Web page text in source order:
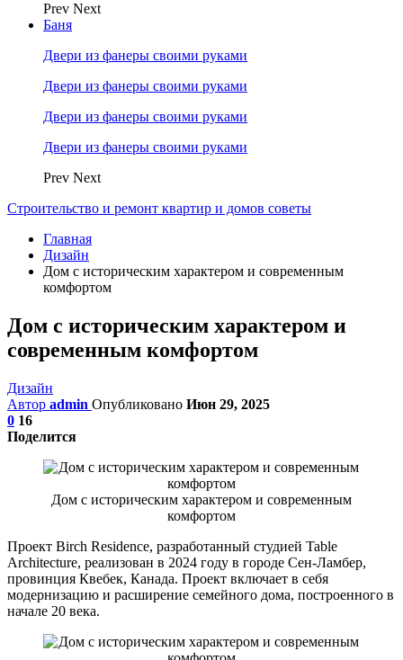
Prev Next
Баня
Двери из фанеры своими руками
Двери из фанеры своими руками
Двери из фанеры своими руками
Двери из фанеры своими руками
Prev Next
Строительство и ремонт квартир и домов советы
Главная
Дизайн
Дом с историческим характером и современным
комфортом
Дом с историческим характером и
современным комфортом
Дизайн
Автор admin Опубликовано Июн 29, 2025
0 16
Поделится
Дом с историческим характером и современным
комфортом
Проект Birch Residence, разработанный студией Table
Architecture, реализован в 2024 году в городе Сен-Ламбер,
провинция Квебек, Канада. Проект включает в себя
модернизацию и расширение семейного дома, построенного в
начале 20 века.